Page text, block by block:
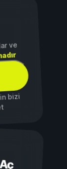
ve
bizi